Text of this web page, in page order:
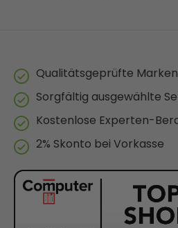
Qualitätsgeprüfte
Sorgfältig ausgewählte
Kostenlose Experten-
2% Skonto bei Vorkasse